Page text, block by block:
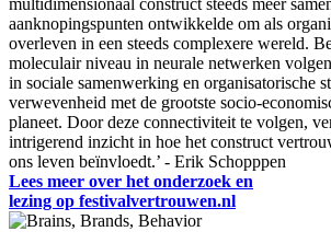
aanknopingspunten ontwikkelde om als
overleven in een steeds complexere wereld.
moleculair niveau in neurale netwerken
in sociale samenwerking en organisatorische
verwevenheid met de grootste socio-
planeet. Door deze connectiviteit te volgen,
intrigerend inzicht in hoe het construct
ons leven beïnvloedt.’ - Erik Schopppen
Lees meer over het onderzoek en
lezing op festivalvertrouwen.nl